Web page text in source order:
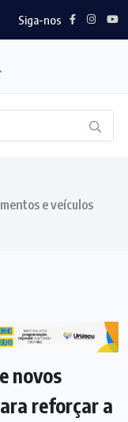
Siga-nos
e veículos
novos
reforçar a